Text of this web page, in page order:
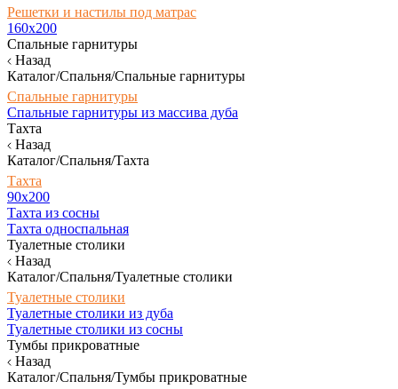
Решетки и настилы под матрас
160х200
Спальные гарнитуры
Назад
Каталог/Спальня/Спальные гарнитуры
Спальные гарнитуры
Спальные гарнитуры из массива дуба
Тахта
Назад
Каталог/Спальня/Тахта
Тахта
90х200
Тахта из сосны
Тахта односпальная
Туалетные столики
Назад
Каталог/Спальня/Туалетные столики
Туалетные столики
Туалетные столики из дуба
Туалетные столики из сосны
Тумбы прикроватные
Назад
Каталог/Спальня/Тумбы прикроватные